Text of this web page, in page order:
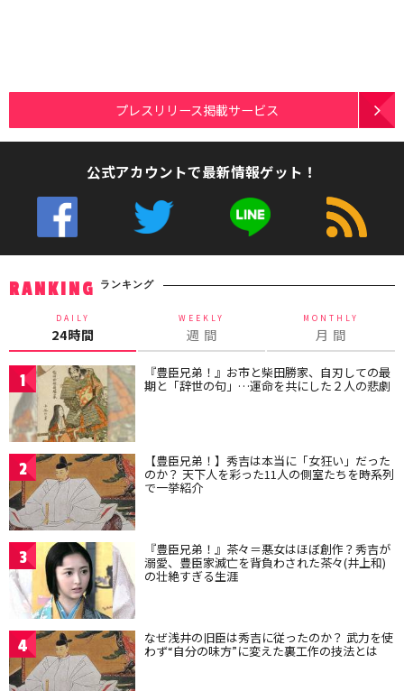
プレスリリース掲載サービス
公式アカウントで最新情報ゲット！
RANKING ランキング
DAILY
24時間
WEEKLY
週 間
MONTHLY
月 間
1 『豊臣兄弟！』お市と柴田勝家、自刃しての最
期と「辞世の句」…運命を共にした２人の悲劇
2 【豊臣兄弟！】秀吉は本当に「女狂い」だった
のか？ 天下人を彩った11人の側室たちを時系列
で一挙紹介
3 『豊臣兄弟！』茶々＝悪女はほぼ創作？秀吉が
溺愛、豊臣家滅亡を背負わされた茶々(井上和)
の壮絶すぎる生涯
4 なぜ浅井の旧臣は秀吉に従ったのか？ 武力を使
わず“自分の味方”に変えた裏工作の技法とは